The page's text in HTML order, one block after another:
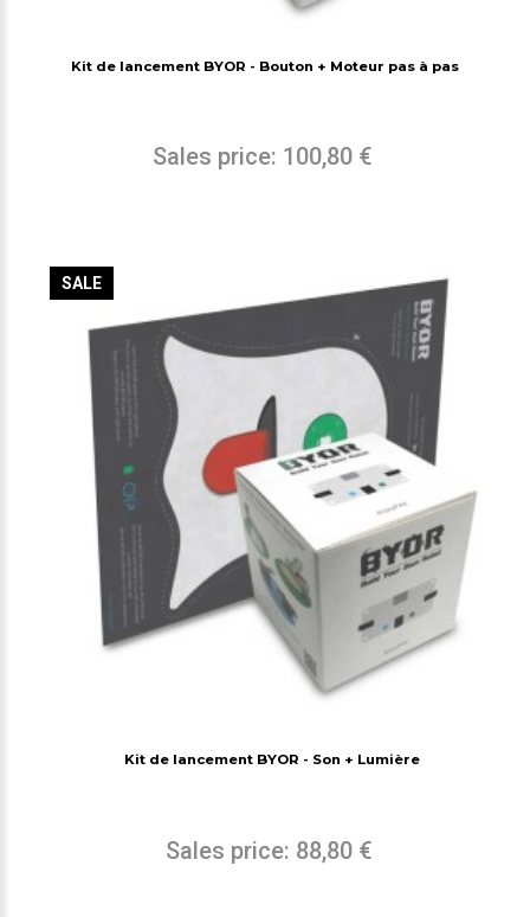
Kit de lancement BYOR - Bouton + Moteur pas à pas
Sales price: 100,80 €
SALE
Kit de lancement BYOR - Son + Lumière
Sales price: 88,80 €